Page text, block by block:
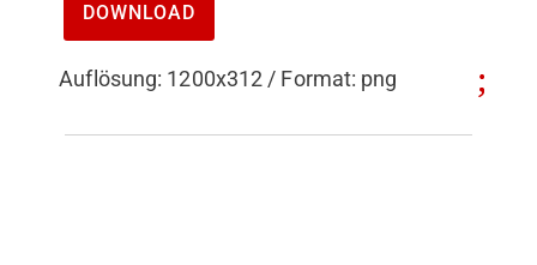
DOWNLOAD
Auflösung: 1200x312 / Format: png